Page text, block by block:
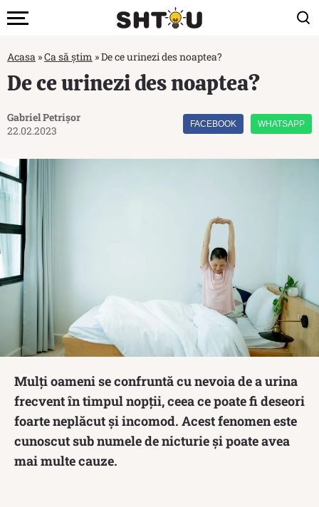
Acasa »Ca să știm »De ce urinezi des noaptea?
De ce urinezi des noaptea?
Gabriel Petrișor
22.02.2023
FACEBOOK WHATSAPP
Mulți oameni se confruntă cu nevoia de a urina
frecvent în timpul nopții, ceea ce poate fi deseori
foarte neplăcut și incomod. Acest fenomen este
cunoscut sub numele de nicturie și poate avea
mai multe cauze.